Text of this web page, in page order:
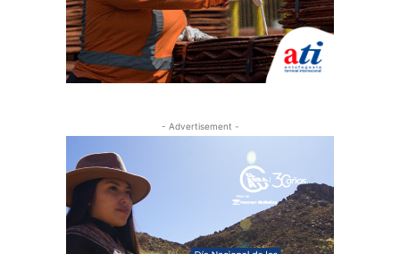
- Advertisement -